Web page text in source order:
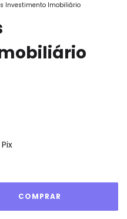
Investimento Imobiliário